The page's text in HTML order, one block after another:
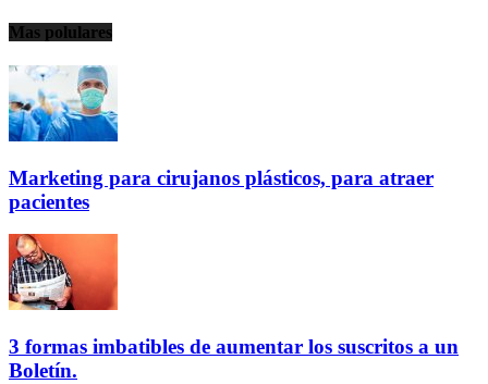
Mas polulares
Marketing para cirujanos plásticos, para atraer
pacientes
3 formas imbatibles de aumentar los suscritos a un
Boletín.